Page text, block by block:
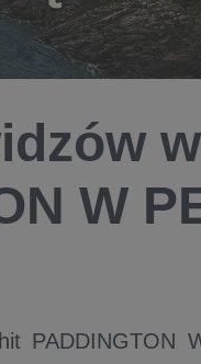
W
PADDINGTON